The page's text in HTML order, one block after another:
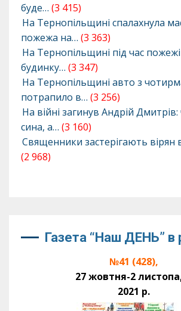
буде… (3 415)
На Тернопільщині спалахнула
пожежа на… (3 363)
На Тернопільщині під час
будинку… (3 347)
На Тернопільщині авто з
потрапило в… (3 256)
На війні загинув Андрій
сина, а… (3 160)
Священники застерігають вірян
(2 968)
Газета “Наш ДЕНЬ” в
№41 (428),
27 жовтня-2
2021 р.